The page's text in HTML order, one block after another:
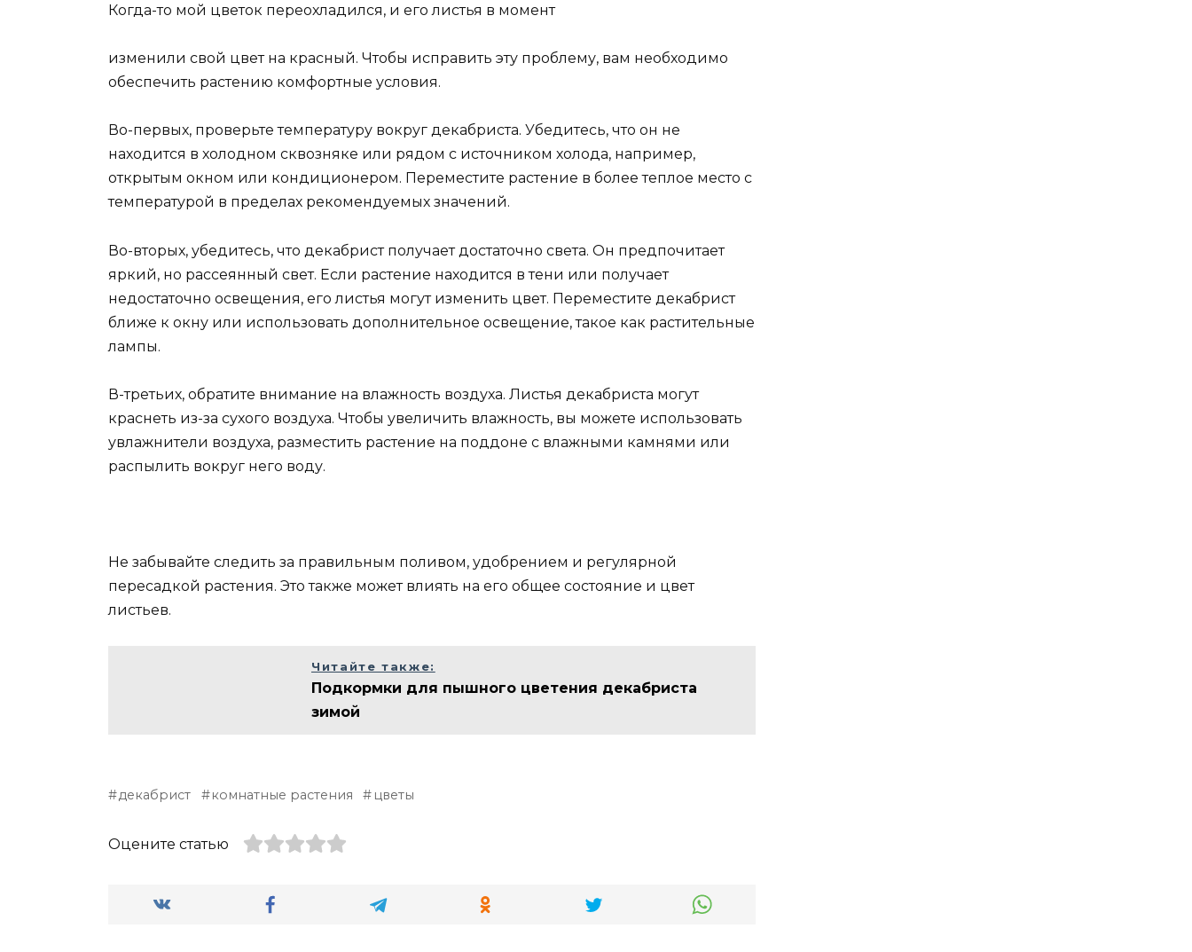
Когда-то мой цветок переохладился, и его листья в момент
изменили свой цвет на красный. Чтобы исправить эту проблему, вам необходимо
обеспечить растению комфортные условия.
Во-первых, проверьте температуру вокруг декабриста. Убедитесь, что он не
находится в холодном сквозняке или рядом с источником холода, например,
открытым окном или кондиционером. Переместите растение в более теплое место с
температурой в пределах рекомендуемых значений.
Во-вторых, убедитесь, что декабрист получает достаточно света. Он предпочитает
яркий, но рассеянный свет. Если растение находится в тени или получает
недостаточно освещения, его листья могут изменить цвет. Переместите декабрист
ближе к окну или использовать дополнительное освещение, такое как растительные
лампы.
В-третьих, обратите внимание на влажность воздуха. Листья декабриста могут
краснеть из-за сухого воздуха. Чтобы увеличить влажность, вы можете использовать
увлажнители воздуха, разместить растение на поддоне с влажными камнями или
распылить вокруг него воду.
Не забывайте следить за правильным поливом, удобрением и регулярной
пересадкой растения. Это также может влиять на его общее состояние и цвет
листьев.
Читайте также:
Подкормки для пышного цветения декабриста
зимой
декабрист комнатные растения цветы
Оцените статью